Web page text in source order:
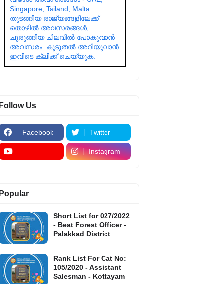
Singapore, Tailand, Malta
തുടങ്ങിയ രാജ്യങ്ങളിലേക്ക്
തൊഴിൽ അവസരങ്ങൾ,
ചുരുങ്ങിയ ചിലവിൽ പോകുവാൻ
അവസരം. കൂടുതൽ അറിയുവാൻ
ഇവിടെ ക്ലിക്ക് ചെയ്യുക.
Follow Us
Facebook Twitter
Instagram
Popular
Short List for 027/2022
- Beat Forest Officer -
Palakkad District
Rank List For Cat No:
105/2020 - Assistant
Salesman - Kottayam